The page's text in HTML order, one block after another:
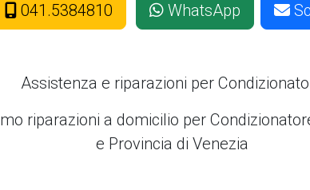
041.5384810 WhatsApp
Assistenza e riparazioni per
riparazioni a domicilio per
e Provincia di Venezia